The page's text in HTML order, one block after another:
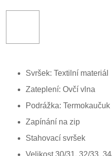
Svršek: Textilní materiál
Zateplení: Ovčí vlna
Podrážka: Termokaučuk
Zapínání na zip
Stahovací svršek
Velikost 30/31, 32/33,